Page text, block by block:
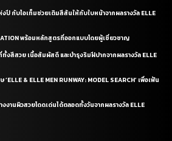
งปี กับไอเท็มช่วยเติมสีสันให้กับใบหน้าจากผลรางวัล ELLE
พร้อมหลักสูตรที่ออกแบบโดยผู้เชี่ยวชาญ
งสีสวย เนื้อสัมผัสดี และบำรุงริมฝีปากจากผลรางวัล ELLE
& ELLE MEN RUNWAY: MODEL SEARCH’ เพื่อเฟ้น
งานผิวสวยโดดเด่นได้ตลอดทั้งวันจากผลรางวัล ELLE